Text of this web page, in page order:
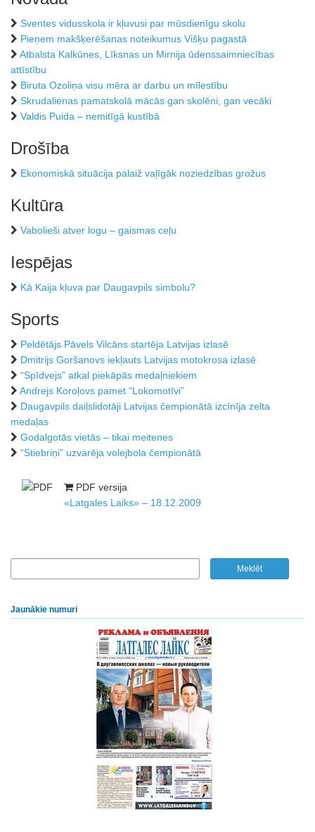
Sventes vidusskola ir kļuvusi par mūsdienīgu skolu
Pieņem makšķerēšanas noteikumus Višķu pagastā
Atbalsta Kalkūnes, Līksnas un Mirnija ūdenssaimniecības
attīstību
Biruta Ozoliņa visu mēra ar darbu un mīlestību
Skrudalienas pamatskolā mācās gan skolēni, gan vecāki
Valdis Puida – nemitīgā kustībā
Drošība
Ekonomiskā situācija palaiž vaļīgāk noziedzības grožus
Kultūra
Vabolieši atver logu – gaismas ceļu
Iespējas
Kā Kaija kļuva par Daugavpils simbolu?
Sports
Peldētājs Pāvels Vilcāns startēja Latvijas izlasē
Dmitrijs Goršanovs iekļauts Latvijas motokrosa izlasē
“Spīdvejs” atkal piekāpās medaļniekiem
Andrejs Koroļovs pamet “Lokomotīvi”
Daugavpils daiļslidotāji Latvijas čempionātā izcīnīja zelta
medaļas
Godalgotās vietās – tikai meitenes
“Stiebriņi” uzvarēja volejbola čempionātā
PDF versija
«Latgales Laiks» – 18.12.2009
Jaunākie numuri